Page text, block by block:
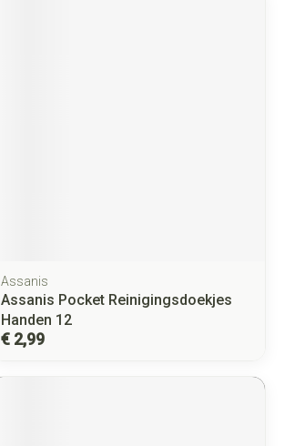
Assanis
Assanis Pocket Reinigingsdoekjes
Handen 12
€ 2,99